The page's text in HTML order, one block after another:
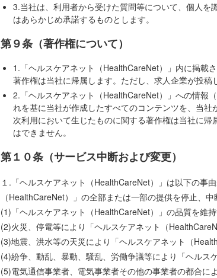
3.当社は、利用者から受けた質問等について、個人
はあらかじめ承諾するものとします。
第９条（著作権について）
1.「ヘルスケアネット（HealthCareNet）」内に掲載
著作権は当社に帰属します。ただし、求人企業が投稿
2.「ヘルスケアネット（HealthCareNet）」への情報
れを基に当社が作成したすべてのコンテンツを、当
次利用において生じたものに関する著作権は当社に
はできません。
第１０条（サービス中断および変更）
１.「ヘルスケアネット（HealthCareNet）」は以下の事
（HealthCareNet）」の全部または一部の提供を停止、中
(1)「ヘルスケアネット（HealthCareNet）」の品質を維
(2)火災、停電等により「ヘルスケアネット（
(3)地震、洪水等の天災により「ヘルスケアネット（
(4)紛争、動乱、暴動、騒乱、労働争議等により「ヘル
(5)電気通信事業者、電気事業者その他の事業者の都合